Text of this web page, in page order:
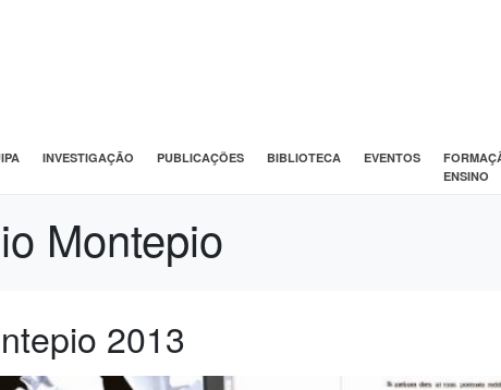
INVESTIGAÇÃO PUBLICAÇÕES BIBLIOTECA EVENTOS
ENSINO
Montepio
2013